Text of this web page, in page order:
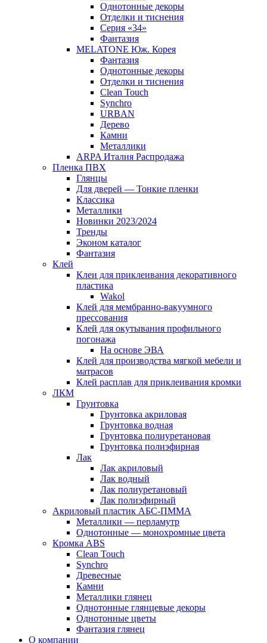
Однотонные декоры
Отделки и тиснения
Серия «34»
Фантазия
MELATONE Юж. Корея
Фантазия
Однотонные декоры
Отделки и тиснения
Clean Touch
Synchro
URBAN
Дерево
Камни
Металлики
ARPA Италия Распродажа
Пленка ПВХ
Глянцы
Для дверей — Тонкие пленки
Классика
Металлики
Новинки 2023/2024
Тренды
Эконом каталог
Фантазия
Клей
Клеи для приклеивания декоративного
пластика
Wakol
Клей для мембранно-вакуумного
прессования
Клей для окутывания профильного
погонажа
На основе ЭВА
Клей для производства мягкой мебели и
матрасов
Клей расплав для приклеивания кромки
ЛКМ
Грунтовка
Грунтовка акриловая
Грунтовка водная
Грунтовка полиуретановая
Грунтовка полиэфирная
Лак
Лак акриловый
Лак водный
Лак полиуретановый
Лак полиэфирный
Акриловый пластик АБС-ПММА
Металлики — перламутр
Однотонные — монохромные цвета
Кромка ABS
Clean Touch
Synchro
Древесные
Камни
Металлики глянец
Однотонные глянцевые декоры
Однотонные цветы
Фантазия глянец
О компании